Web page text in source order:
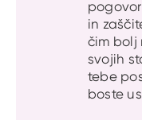
in
čim bolj
svojih
tebe
boste